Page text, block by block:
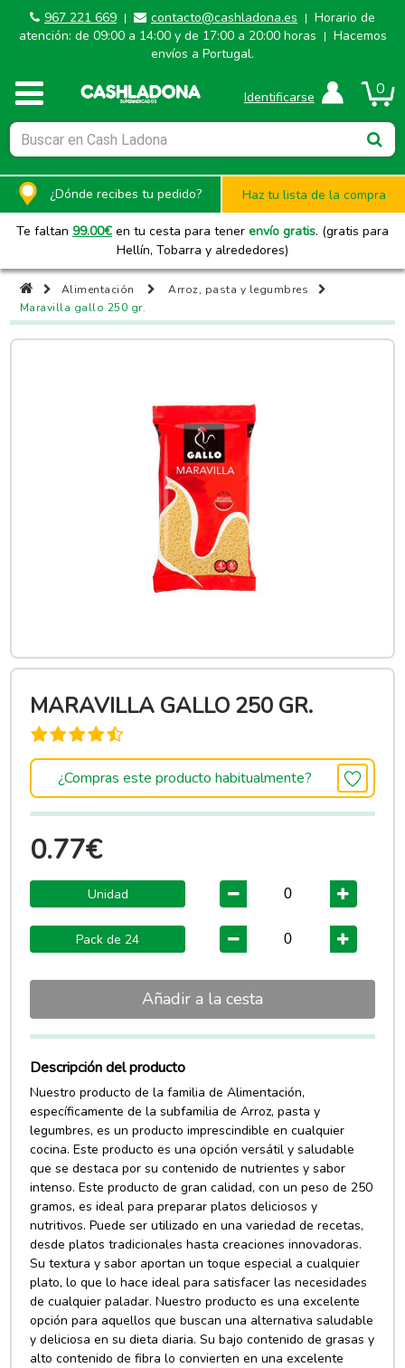
967 221 669 | contacto@cashladona.es | Horario de
atención: de 09:00 a 14:00 y de 17:00 a 20:00 horas
| Hacemos
envíos a Portugal.
0
Identificarse
¿Dónde recibes tu pedido? Haz tu lista de la compra
Te faltan 99.00€ en tu cesta para tener envío gratis. (gratis para
Hellín, Tobarra y alrededores)
Alimentación
Arroz, pasta y legumbres
Maravilla gallo 250 gr.
MARAVILLA GALLO 250 GR.
¿Compras este producto habitualmente?
0.77€
Unidad
Pack de 24
Añadir a la cesta
Descripción del producto
Nuestro producto de la familia de Alimentación,
específicamente de la subfamilia de Arroz, pasta y
legumbres, es un producto imprescindible en cualquier
cocina. Este producto es una opción versátil y saludable
que se destaca por su contenido de nutrientes y sabor
intenso. Este producto de gran calidad, con un peso de 250
gramos, es ideal para preparar platos deliciosos y
nutritivos. Puede ser utilizado en una variedad de recetas,
desde platos tradicionales hasta creaciones innovadoras.
Su textura y sabor aportan un toque especial a cualquier
plato, lo que lo hace ideal para satisfacer las necesidades
de cualquier paladar. Nuestro producto es una excelente
opción para aquellos que buscan una alternativa saludable
y deliciosa en su dieta diaria. Su bajo contenido de grasas y
alto contenido de fibra lo convierten en una excelente